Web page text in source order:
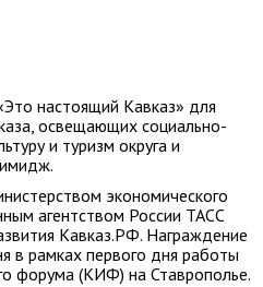
настоящий Кавказ» для
освещающих социально-
и туризм округа и
экономического
агентством России ТАСС
Кавказ.РФ. Награждение
в рамках первого дня работы
форума (КИФ) на Ставрополье.